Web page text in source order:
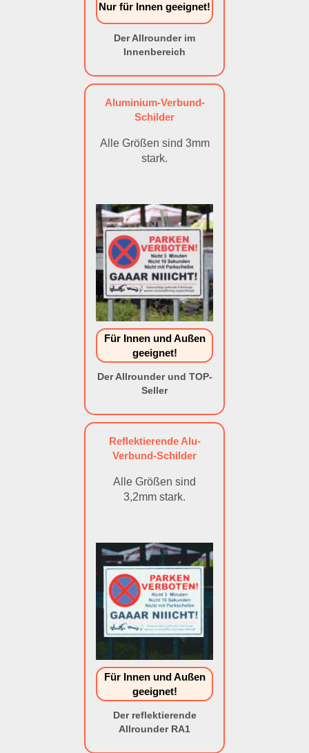
Nur für Innen geeignet!
Der Allrounder im
Innenbereich
Aluminium-Verbund-
Schilder
Alle Größen sind 3mm
stark.
Für Innen und Außen
geeignet!
Der Allrounder und TOP-
Seller
Reflektierende Alu-
Verbund-Schilder
Alle Größen sind
3,2mm stark.
Für Innen und Außen
geeignet!
Der reflektierende
Allrounder RA1